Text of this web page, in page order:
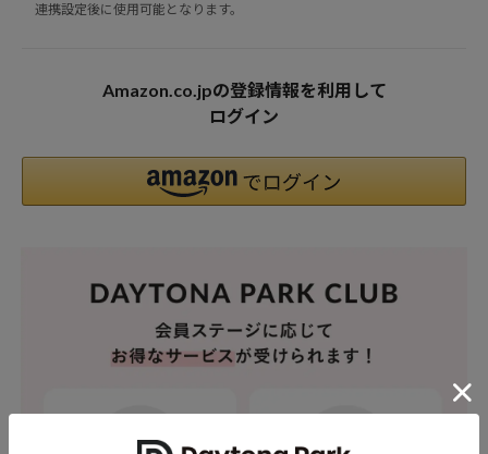
連携設定後に使用可能となります。
Amazon.co.jpの登録情報を利用して
ログイン